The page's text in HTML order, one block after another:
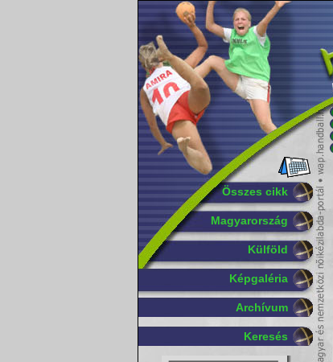
Összes cikk
Magyarország
Külföld
Képgaléria
Archívum
Keresés